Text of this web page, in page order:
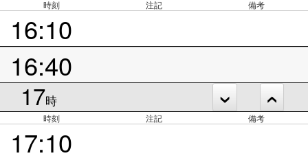
時刻 注記 備考
16:10
16:40
17時
時刻 注記 備考
17:10